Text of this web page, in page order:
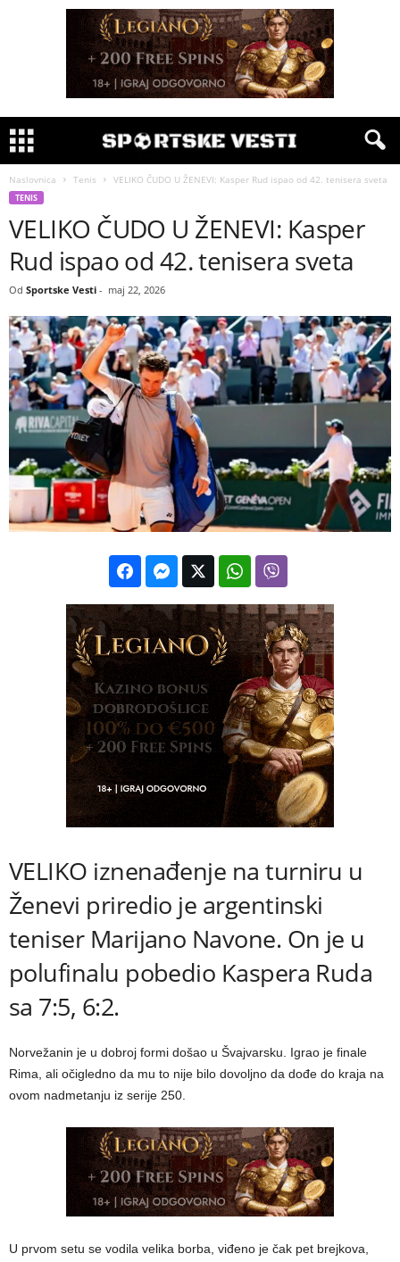
Naslovnica Tenis VELIKO ČUDO U ŽENEVI: Kasper Rud ispao od 42. tenisera sveta
TENIS
VELIKO ČUDO U ŽENEVI: Kasper
Rud ispao od 42. tenisera sveta
Od Sportske Vesti - maj 22, 2026
VELIKO iznenađenje na turniru u
Ženevi priredio je argentinski
teniser Marijano Navone. On je u
polufinalu pobedio Kaspera Ruda
sa 7:5, 6:2.
Norvežanin je u dobroj formi došao u Švajvarsku. Igrao je finale
Rima, ali očigledno da mu to nije bilo dovoljno da dođe do kraja na
ovom nadmetanju iz serije 250.
U prvom setu se vodila velika borba, viđeno je čak pet brejkova,